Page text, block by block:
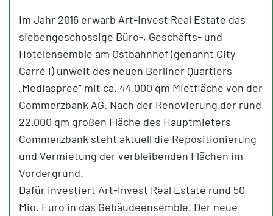
Im Jahr 2016 erwarb Art-Invest Real Estate das
siebengeschossige Büro-, Geschäfts- und
Hotelensemble am Ostbahnhof (genannt City
Carré I) unweit des neuen Berliner Quartiers
„Mediaspree“ mit ca. 44.000 qm Mietfläche von der
Commerzbank AG. Nach der Renovierung der rund
22.000 qm großen Fläche des Hauptmieters
Commerzbank steht aktuell die Repositionierung
und Vermietung der verbleibenden Flächen im
Vordergrund.
Dafür investiert Art-Invest Real Estate rund 50
Mio. Euro in das Gebäudeensemble. Der neue